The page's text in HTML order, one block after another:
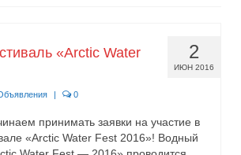
2
ИЮН 2016
«Arctic Water
| 0
принимать заявки на участие в
«Arctic Water Fest 2016»! Водный